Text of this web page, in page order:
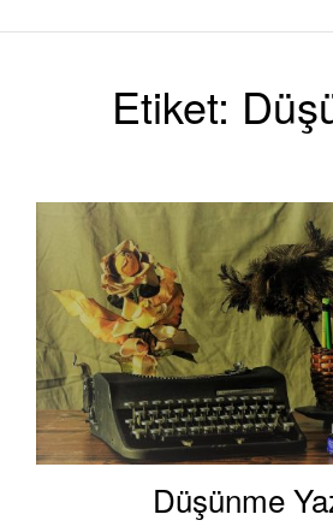
Etiket:
Düşünme